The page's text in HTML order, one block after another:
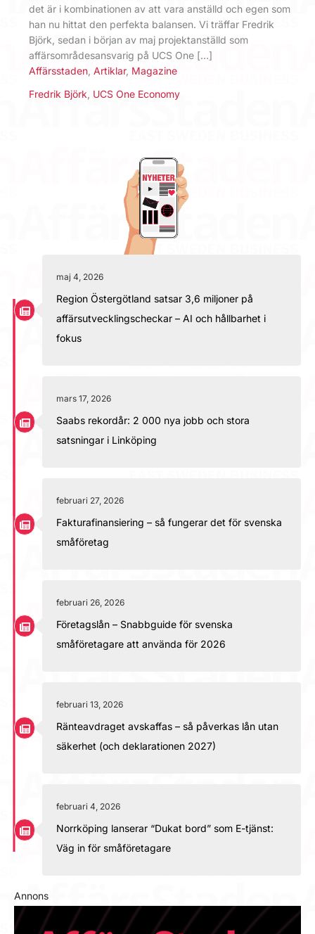
det är i kombinationen av att vara anställd och egen som
han nu hittat den perfekta balansen. Vi träffar Fredrik
Björk, sedan i början av maj projektanställd som
affärsområdesansvarig på UCS One […]
Affärsstaden Artiklar, Magazine
Fredrik Björk UCS One Economy
maj 4, 2026
Region Östergötland satsar 3,6 miljoner på
affärsutvecklingscheckar – AI och hållbarhet i
fokus
mars 17, 2026
Saabs rekordår: 2 000 nya jobb och stora
satsningar i Linköping
februari 27, 2026
Fakturafinansiering – så fungerar det för svenska
småföretag
februari 26, 2026
Företagslån – Snabbguide för svenska
småföretagare att använda för 2026
februari 13, 2026
Ränteavdraget avskaffas – så påverkas lån utan
säkerhet (och deklarationen 2027)
februari 4, 2026
Norrköping lanserar “Dukat bord” som E-tjänst:
Väg in för småföretagare
Annons